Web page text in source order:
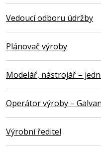
Vedoucí odboru údržby
Plánovač výroby
Modelář, nástrojář –
Operátor výroby –
Výrobní ředitel